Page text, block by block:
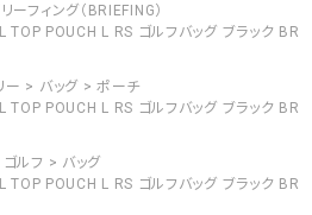
ーフィング（BRIEFING）
TOP POUCH L RS ゴルフバッグ ブラック BR
ー バッグ
ポーチ
TOP POUCH L RS ゴルフバッグ ブラック BR
ゴルフ
バッグ
TOP POUCH L RS ゴルフバッグ ブラック BR